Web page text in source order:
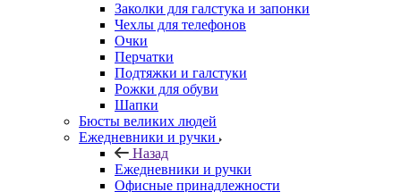
Заколки для галстука и запонки
Чехлы для телефонов
Очки
Перчатки
Подтяжки и галстуки
Рожки для обуви
Шапки
Бюсты великих людей
Ежедневники и ручки
Назад
Ежедневники и ручки
Офисные принадлежности